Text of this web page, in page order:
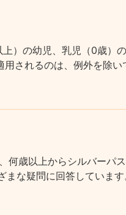
）の幼児、乳児（0歳）の
されるのは、例外を除
何歳以上からシルバーパ
な疑問に回答しています